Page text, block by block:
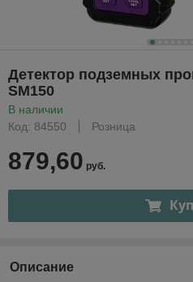
Детектор подземных
SM150
В наличии
Код: 84550
Розница
879,60 руб.
Описание